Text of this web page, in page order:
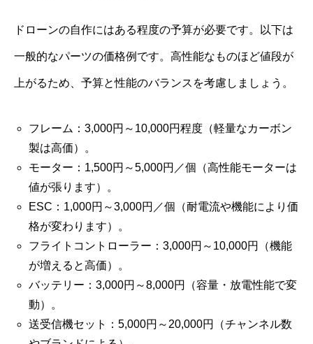
ドローンの自作にはある程度の予算が必要です。以下は
一般的なパーツの価格例です。高性能なものほど値段が
上がるため、予算と性能のバランスを考慮しましょう。
フレーム：3,000円～10,000円程度（軽量なカーボン
製は高価）。
モーター：1,500円～5,000円／個（高性能モーターは
値が張ります）。
ESC：1,000円～3,000円／個（耐電流や機能により価
格が変わります）。
フライトコントローラー：3,000円～10,000円（機能
が増えると高価）。
バッテリー：3,000円～8,000円（容量・放電性能で変
動）。
送受信機セット：5,000円～20,000円（チャンネル数